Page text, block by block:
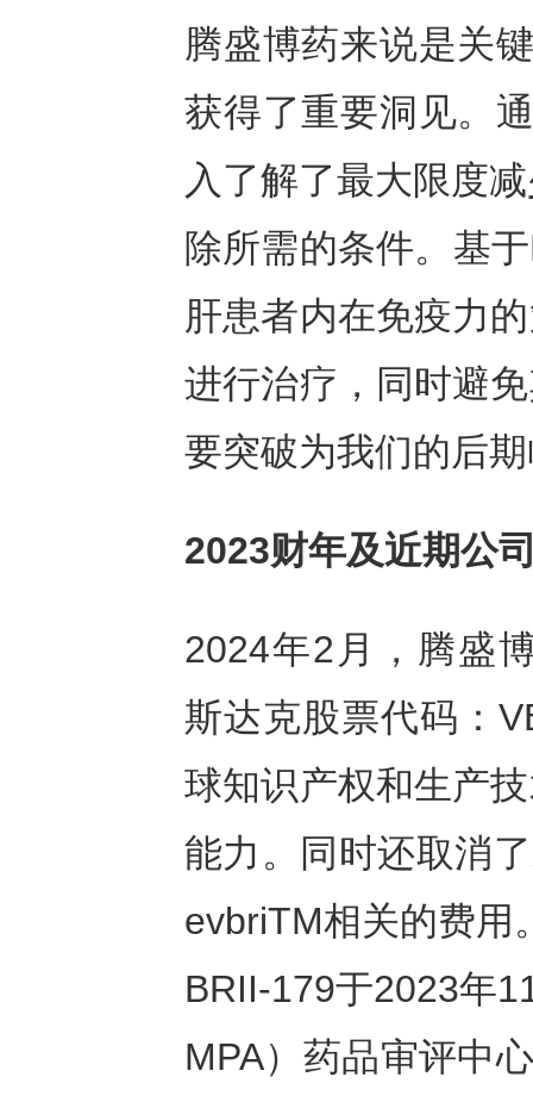
腾盛博药来说是关
获得了重要洞见。
入了解了最大限度
除所需的条件。基
肝患者内在免疫力
进行治疗，同时避
要突破为我们的后
2023财年及近期公
2024年2月，腾盛
斯达克股票代码：
球知识产权和生产
能力。同时还取消
evbriTM相关的费用
BRII-179于2023年
MPA）药品审评中